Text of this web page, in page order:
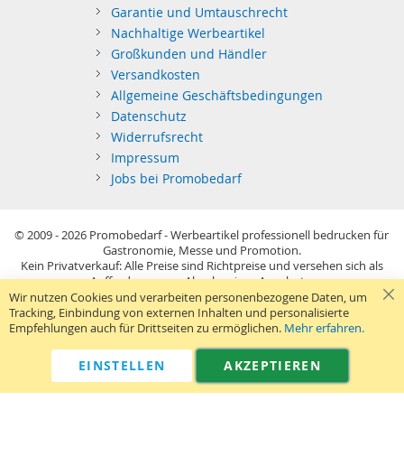
Garantie und Umtauschrecht
Nachhaltige Werbeartikel
Großkunden und Händler
Versandkosten
Allgemeine Geschäftsbedingungen
Datenschutz
Widerrufsrecht
Impressum
Jobs bei Promobedarf
© 2009 - 2026 Promobedarf - Werbeartikel professionell bedrucken für
Gastronomie, Messe und Promotion.
Kein Privatverkauf: Alle Preise sind Richtpreise und versehen sich als
Aufforderung zur Abgabe eines Angebots.
Sie richten sich nur an gewerblichen Bedarf (§14 BGB) im Sinne der
Preisangabenverordnung und verstehen sich netto zzgl. MwSt. USB-
Sticks: Tagespreise ggf. zzgl. Druckkosten und GEMA.
Telefon:040 38 63 12 40 Kontaktformular
Wir nutzen Cookies und verarbeiten personenbezogene Daten, um
Tracking, Einbindung von externen Inhalten und personalisierte
Empfehlungen auch für Drittseiten zu ermöglichen. Mehr erfahren.
AKZEPTIEREN
EINSTELLEN